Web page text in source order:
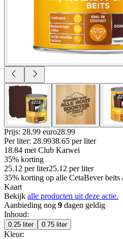
Prijs: 28.99 euro28.99
Per liter: 28.9938.65 per liter
18.84 met Club Karwei
35% korting
25.12 per liter25.12 per liter
35% korting op alle CetaBever
Kaart
Bekijk alle producten uit deze actie.
Aanbieding nog 9 dagen geldig
Inhoud:
0.25 liter 0.75 liter
Kleur: